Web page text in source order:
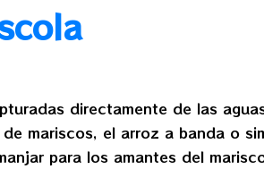
directamente de las
mariscos, el arroz a banda o
para los amantes del